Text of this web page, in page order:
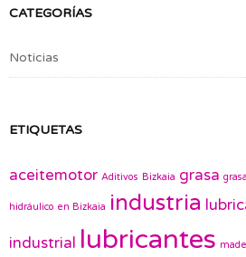
CATEGORÍAS
Noticias
ETIQUETAS
aceitemotor Aditivos Bizkaia grasa
hidráulico en Bizkaia industria
industrial lubricantes